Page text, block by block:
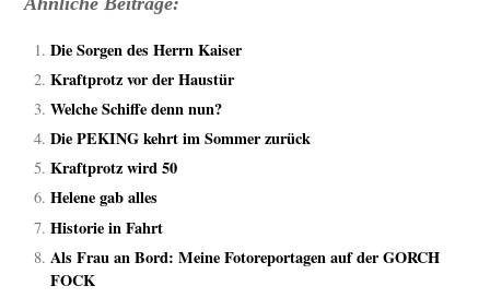
Die Sorgen des Herrn Kaiser
Kraftprotz vor der Haustür
Welche Schiffe denn nun?
Die PEKING kehrt im Sommer zurück
Kraftprotz wird 50
Helene gab alles
Historie in Fahrt
Als Frau an Bord: Meine Fotoreportagen auf der GORCH
FOCK